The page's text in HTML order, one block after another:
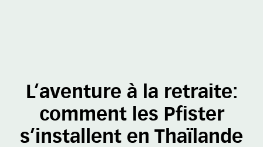
L’aventure à la retraite:
comment les Pfister
s’installent en Thaïlande